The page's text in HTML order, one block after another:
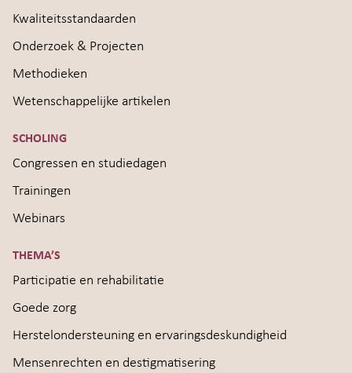
Kwaliteitsstandaarden
Onderzoek & Projecten
Methodieken
Wetenschappelijke artikelen
SCHOLING
Congressen en studiedagen
Trainingen
Webinars
THEMA’S
Participatie en rehabilitatie
Goede zorg
Herstelondersteuning en ervaringsdeskundigheid
Mensenrechten en destigmatisering